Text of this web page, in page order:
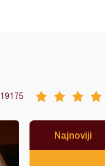
19175
Najnoviji